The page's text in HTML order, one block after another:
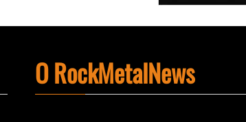
O RockMetalNews